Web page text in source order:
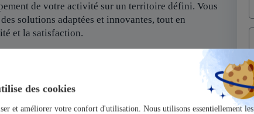
des cookies
et améliorer votre confort d'utilisation. Nous utilisons essentiellement les
de votre activité sur un territoire défini. Vous
solutions adaptées et innovantes, tout en
et la satisfaction.
solide et structuré.
pas indispensable, nous recherchons avant tout des